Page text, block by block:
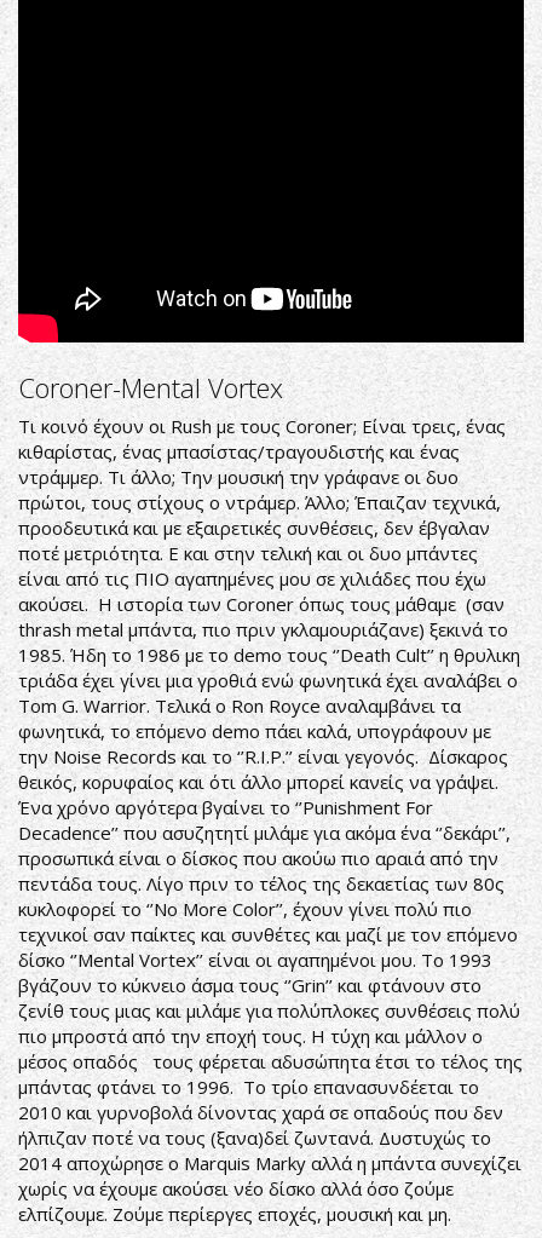
Coroner-Mental Vortex
Τι κοινό έχουν οι Rush με τους Coroner; Είναι τρεις, ένας
κιθαρίστας, ένας μπασίστας/τραγουδιστής και ένας
ντράμμερ. Τι άλλο; Την μουσική την γράφανε οι δυο
πρώτοι, τους στίχους ο ντράμερ. Άλλο; Έπαιζαν τεχνικά,
προοδευτικά και με εξαιρετικές συνθέσεις, δεν έβγαλαν
ποτέ μετριότητα. Ε και στην τελική και οι δυο μπάντες
είναι από τις ΠΙΟ αγαπημένες μου σε χιλιάδες που έχω
ακούσει. Η ιστορία των Coroner όπως τους μάθαμε (σαν
thrash metal μπάντα, πιο πριν γκλαμουριάζανε) ξεκινά το
1985. Ήδη το 1986 με το demo τους ‘’Death Cult’’ η θρυλικη
τριάδα έχει γίνει μια γροθιά ενώ φωνητικά έχει αναλάβει ο
Tom G. Warrior. Τελικά ο Ron Royce αναλαμβάνει τα
φωνητικά, το επόμενο demo πάει καλά, υπογράφουν με
την Noise Records και το ‘’R.I.P.’’ είναι γεγονός. Δίσκαρος
θεικός, κορυφαίος και ότι άλλο μπορεί κανείς να γράψει.
Ένα χρόνο αργότερα βγαίνει το ‘’Punishment For
Decadence’’ που ασυζητητί μιλάμε για ακόμα ένα ‘’δεκάρι’’,
προσωπικά είναι ο δίσκος που ακούω πιο αραιά από την
πεντάδα τους. Λίγο πριν το τέλος της δεκαετίας των 80ς
κυκλοφορεί το ‘’No More Color’’, έχουν γίνει πολύ πιο
τεχνικοί σαν παίκτες και συνθέτες και μαζί με τον επόμενο
δίσκο ‘’Mental Vortex’’ είναι οι αγαπημένοι μου. Το 1993
βγάζουν το κύκνειο άσμα τους ‘’Grin’’ και φτάνουν στο
ζενίθ τους μιας και μιλάμε για πολύπλοκες συνθέσεις πολύ
πιο μπροστά από την εποχή τους. Η τύχη και μάλλον ο
μέσος οπαδός τους φέρεται αδυσώπητα έτσι το τέλος της
μπάντας φτάνει το 1996. Το τρίο επανασυνδέεται το
2010 και γυρνοβολά δίνοντας χαρά σε οπαδούς που δεν
ήλπιζαν ποτέ να τους (ξανα)δεί ζωντανά. Δυστυχώς το
2014 αποχώρησε ο Marquis Marky αλλά η μπάντα συνεχίζει
χωρίς να έχουμε ακούσει νέο δίσκο αλλά όσο ζούμε
ελπίζουμε. Ζούμε περίεργες εποχές, μουσική και μη.